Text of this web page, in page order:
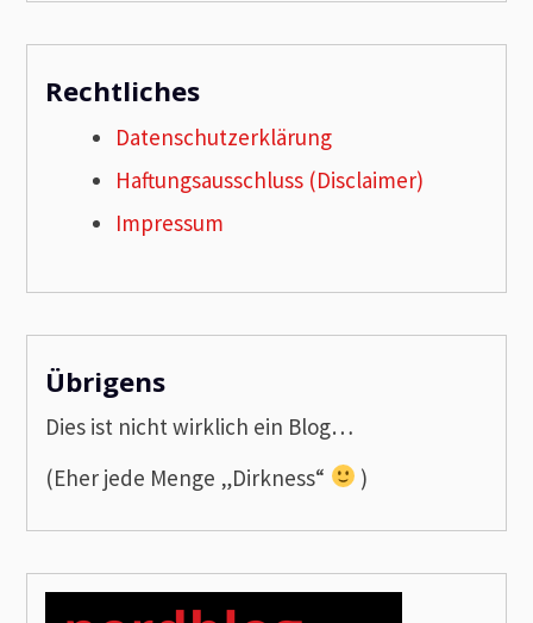
Rechtliches
Datenschutzerklärung
Haftungsausschluss (Disclaimer)
Impressum
Übrigens
Dies ist nicht wirklich ein Blog…
(Eher jede Menge „Dirkness“
)